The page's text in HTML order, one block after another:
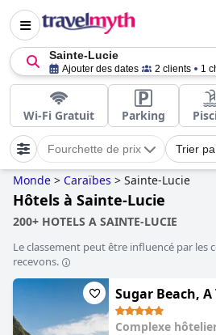
Sainte-Lucie
Ajouter des dates 2 clients 1
Wi-Fi Gratuit Parking
Fourchette de prix Trier
Monde > Caraïbes > Sainte-Lucie
Hôtels à Sainte-Lucie
200+ HOTELS A SAINTE-LUCIE
Le classement peut être influencé par les
recevons.
Sugar Beach,
Complexe